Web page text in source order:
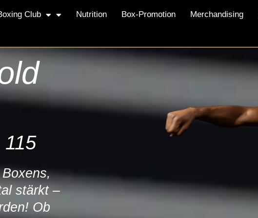
Club Nutrition Box-Promotion Merchandising
stärkt –
Ob